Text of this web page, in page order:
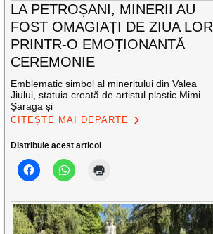
LA PETROȘANI, MINERII AU
FOST OMAGIAȚI DE ZIUA LOR
PRINTR-O EMOȚIONANTĂ
CEREMONIE
Emblematic simbol al mineritului din Valea
Jiului, statuia creată de artistul plastic Mimi
Șaraga și
CITEȘTE MAI DEPARTE
Distribuie acest articol